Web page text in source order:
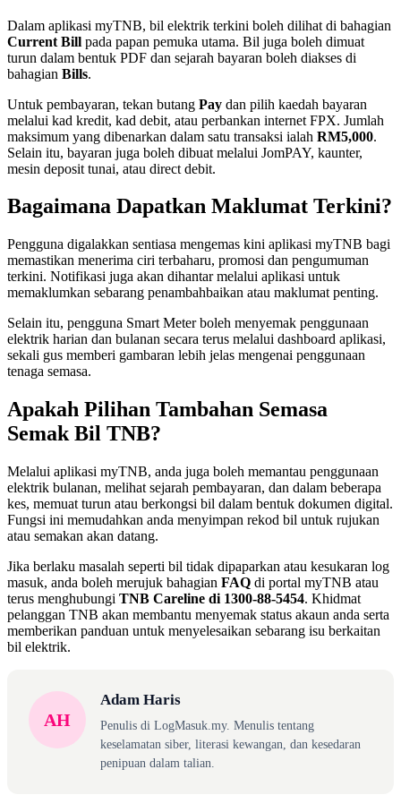
Dalam aplikasi myTNB, bil elektrik terkini boleh dilihat di bahagian
Current Bill pada papan pemuka utama. Bil juga boleh dimuat
turun dalam bentuk PDF dan sejarah bayaran boleh diakses di
bahagian Bills.
Untuk pembayaran, tekan butang Pay dan pilih kaedah bayaran
melalui kad kredit, kad debit, atau perbankan internet FPX. Jumlah
maksimum yang dibenarkan dalam satu transaksi ialah RM5,000.
Selain itu, bayaran juga boleh dibuat melalui JomPAY, kaunter,
mesin deposit tunai, atau direct debit.
Bagaimana Dapatkan Maklumat Terkini?
Pengguna digalakkan sentiasa mengemas kini aplikasi myTNB bagi
memastikan menerima ciri terbaharu, promosi dan pengumuman
terkini. Notifikasi juga akan dihantar melalui aplikasi untuk
memaklumkan sebarang penambahbaikan atau maklumat penting.
Selain itu, pengguna Smart Meter boleh menyemak penggunaan
elektrik harian dan bulanan secara terus melalui dashboard aplikasi,
sekali gus memberi gambaran lebih jelas mengenai penggunaan
tenaga semasa.
Apakah Pilihan Tambahan Semasa
Semak Bil TNB?
Melalui aplikasi myTNB, anda juga boleh memantau penggunaan
elektrik bulanan, melihat sejarah pembayaran, dan dalam beberapa
kes, memuat turun atau berkongsi bil dalam bentuk dokumen digital.
Fungsi ini memudahkan anda menyimpan rekod bil untuk rujukan
atau semakan akan datang.
Jika berlaku masalah seperti bil tidak dipaparkan atau kesukaran log
masuk, anda boleh merujuk bahagian FAQ di portal myTNB atau
terus menghubungi TNB Careline di 1300-88-5454. Khidmat
pelanggan TNB akan membantu menyemak status akaun anda serta
memberikan panduan untuk menyelesaikan sebarang isu berkaitan
bil elektrik.
AH
Adam Haris
Penulis di LogMasuk.my. Menulis tentang
keselamatan siber, literasi kewangan, dan kesedaran
penipuan dalam talian.